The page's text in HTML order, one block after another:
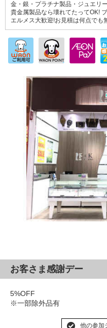
金・銀・プラチナ製品・ジュエリ
貴金属製品なら壊れてたってOK!
エルメス大歓迎!お見積は何点でも
お客さま感謝デー
5%OFF
※一部除外品有
他の参加